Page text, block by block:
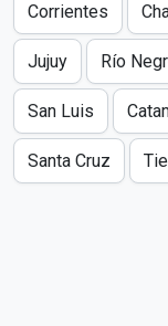
Corrientes
Jujuy Río
San Luis
Santa Cruz